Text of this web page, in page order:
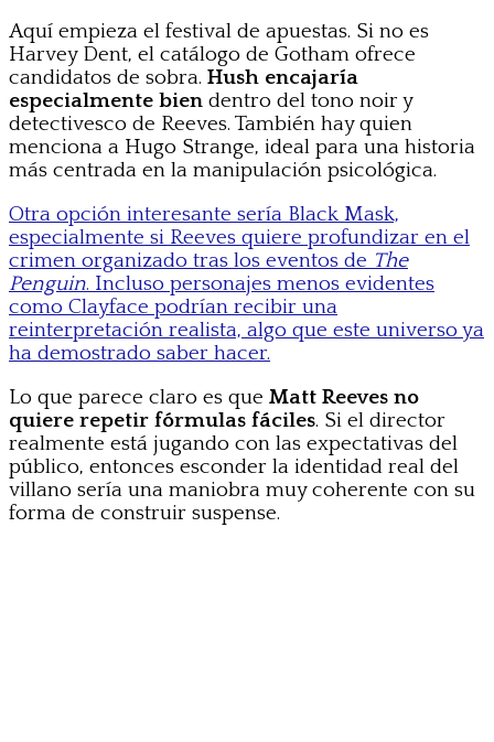
Aquí empieza el festival de apuestas. Si no es
Harvey Dent, el catálogo de Gotham ofrece
candidatos de sobra. Hush encajaría
especialmente bien dentro del tono noir y
detectivesco de Reeves. También hay quien
menciona a Hugo Strange, ideal para una historia
más centrada en la manipulación psicológica.
Otra opción interesante sería Black Mask,
especialmente si Reeves quiere profundizar en el
crimen organizado tras los eventos de The
Penguin. Incluso personajes menos evidentes
como Clayface podrían recibir una
reinterpretación realista, algo que este universo ya
ha demostrado saber hacer.
Lo que parece claro es que Matt Reeves no
quiere repetir fórmulas fáciles. Si el director
realmente está jugando con las expectativas del
público, entonces esconder la identidad real del
villano sería una maniobra muy coherente con su
forma de construir suspense.